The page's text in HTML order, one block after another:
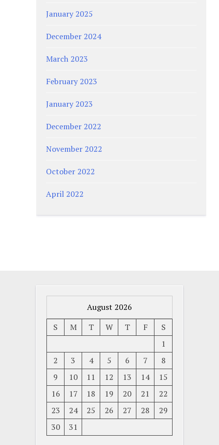
January 2025
December 2024
March 2023
February 2023
January 2023
December 2022
November 2022
October 2022
April 2022
August 2026
S
M T W T F
S
1
2
3 4 5 6 7
8
9
10 11 12 13 14
15
16
17 18 19 20 21
22
23
24 25 26 27 28
29
30
31